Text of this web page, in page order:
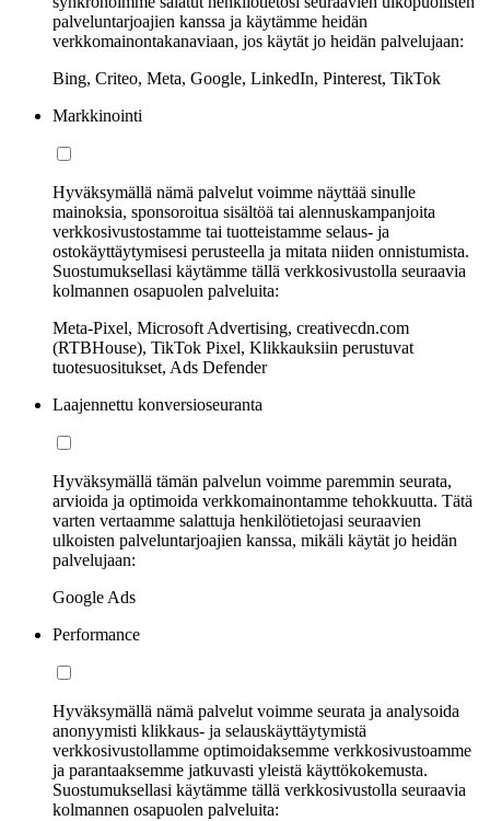
palveluntarjoajien kanssa ja käytämme heidän
verkkomainontakanaviaan, jos käytät jo heidän palvelujaan:
Bing, Criteo, Meta, Google, LinkedIn, Pinterest, TikTok
Markkinointi
Hyväksymällä nämä palvelut voimme näyttää sinulle
mainoksia, sponsoroitua sisältöä tai alennuskampanjoita
verkkosivustostamme tai tuotteistamme selaus- ja
ostokäyttäytymisesi perusteella ja mitata niiden onnistumista.
Suostumuksellasi käytämme tällä verkkosivustolla seuraavia
kolmannen osapuolen palveluita:
Meta-Pixel, Microsoft Advertising, creativecdn.com
(RTBHouse), TikTok Pixel, Klikkauksiin perustuvat
tuotesuositukset, Ads Defender
Laajennettu konversioseuranta
Hyväksymällä tämän palvelun voimme paremmin seurata,
arvioida ja optimoida verkkomainontamme tehokkuutta. Tätä
varten vertaamme salattuja henkilötietojasi seuraavien
ulkoisten palveluntarjoajien kanssa, mikäli käytät jo heidän
palvelujaan:
Google Ads
Performance
Hyväksymällä nämä palvelut voimme seurata ja analysoida
anonyymisti klikkaus- ja selauskäyttäytymistä
verkkosivustollamme optimoidaksemme verkkosivustoamme
ja parantaaksemme jatkuvasti yleistä käyttökokemusta.
Suostumuksellasi käytämme tällä verkkosivustolla seuraavia
kolmannen osapuolen palveluita: